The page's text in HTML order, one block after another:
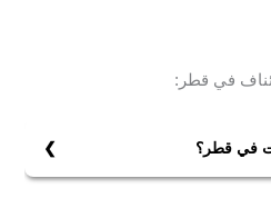
في قطر:
في قطر؟